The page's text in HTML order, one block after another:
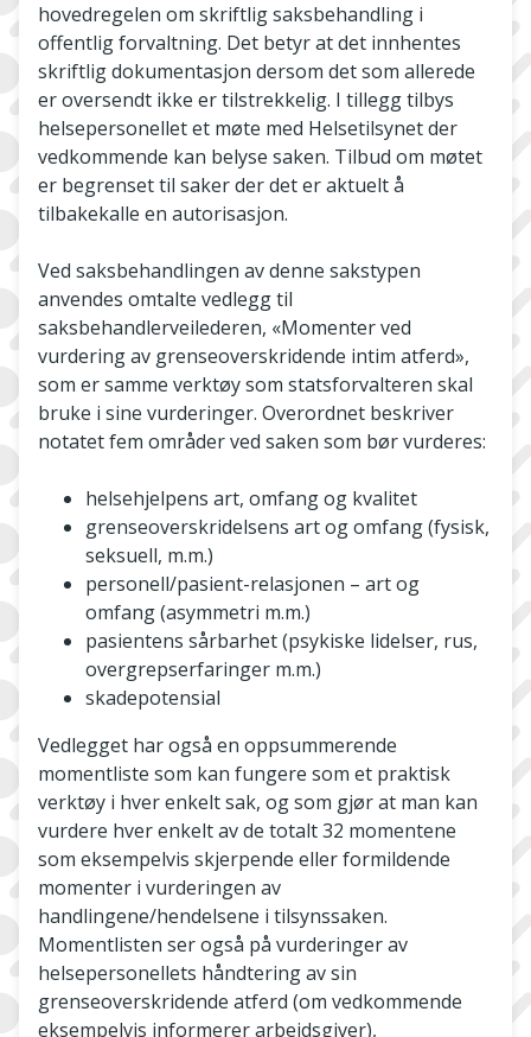
hovedregelen om skriftlig saksbehandling i
offentlig forvaltning. Det betyr at det innhentes
skriftlig dokumentasjon dersom det som allerede
er oversendt ikke er tilstrekkelig. I tillegg tilbys
helsepersonellet et møte med Helsetilsynet der
vedkommende kan belyse saken. Tilbud om møtet
er begrenset til saker der det er aktuelt å
tilbakekalle en autorisasjon.
Ved saksbehandlingen av denne sakstypen
anvendes omtalte vedlegg til
saksbehandlerveilederen, «Momenter ved
vurdering av grenseoverskridende intim atferd»,
som er samme verktøy som statsforvalteren skal
bruke i sine vurderinger. Overordnet beskriver
notatet fem områder ved saken som bør vurderes:
helsehjelpens art, omfang og kvalitet
grenseoverskridelsens art og omfang (fysisk,
seksuell, m.m.)
personell/pasient-relasjonen – art og
omfang (asymmetri m.m.)
pasientens sårbarhet (psykiske lidelser, rus,
overgrepserfaringer m.m.)
skadepotensial
Vedlegget har også en oppsummerende
momentliste som kan fungere som et praktisk
verktøy i hver enkelt sak, og som gjør at man kan
vurdere hver enkelt av de totalt 32 momentene
som eksempelvis skjerpende eller formildende
momenter i vurderingen av
handlingene/hendelsene i tilsynssaken.
Momentlisten ser også på vurderinger av
helsepersonellets håndtering av sin
grenseoverskridende atferd (om vedkommende
eksempelvis informerer arbeidsgiver),